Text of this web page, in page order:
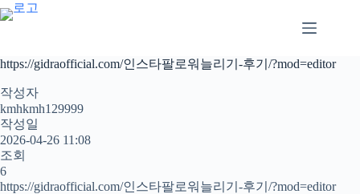
본
문
로
너
뛰
기
https://gidraofficial.com/인스타팔로워늘리기-후기/?mod=editor
작성자
kmhkmh129999
작성일
2026-04-26 11:08
조회
6
https://gidraofficial.com/인스타팔로워늘리기-후기/?mod=editor